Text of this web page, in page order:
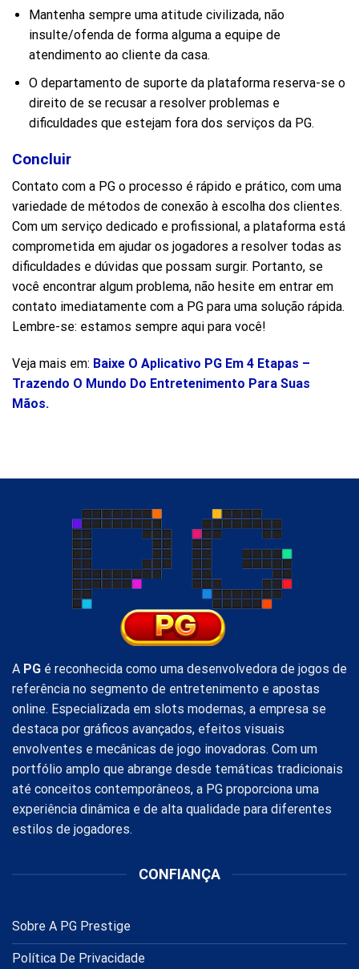
Mantenha sempre uma atitude civilizada, não
insulte/ofenda de forma alguma a equipe de
atendimento ao cliente da casa.
O departamento de suporte da plataforma reserva-se o
direito de se recusar a resolver problemas e
dificuldades que estejam fora dos serviços da PG.
Concluir
Contato com a PG o processo é rápido e prático, com uma
variedade de métodos de conexão à escolha dos clientes.
Com um serviço dedicado e profissional, a plataforma está
comprometida em ajudar os jogadores a resolver todas as
dificuldades e dúvidas que possam surgir. Portanto, se
você encontrar algum problema, não hesite em entrar em
contato imediatamente com a PG para uma solução rápida.
Lembre-se: estamos sempre aqui para você!
Veja mais em: Baixe O Aplicativo PG Em 4 Etapas –
Trazendo O Mundo Do Entretenimento Para Suas
Mãos.
A PG é reconhecida como uma desenvolvedora de jogos de
referência no segmento de entretenimento e apostas
online. Especializada em slots modernas, a empresa se
destaca por gráficos avançados, efeitos visuais
envolventes e mecânicas de jogo inovadoras. Com um
portfólio amplo que abrange desde temáticas tradicionais
até conceitos contemporâneos, a PG proporciona uma
experiência dinâmica e de alta qualidade para diferentes
estilos de jogadores.
CONFIANÇA
Sobre A PG Prestige
Política De Privacidade